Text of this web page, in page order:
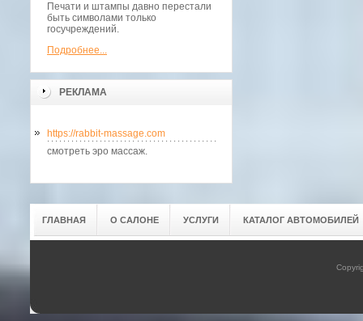
Печати и штампы давно перестали
быть символами только
госучреждений.
Подробнее...
РЕКЛАМА
https://rabbit-massage.com
смотреть эро массаж.
ГЛАВНАЯ О САЛОНЕ УСЛУГИ КАТАЛОГ АВТОМОБИЛЕЙ